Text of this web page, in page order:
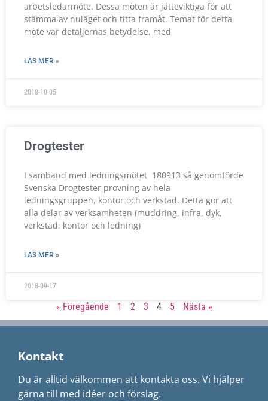
arbetsledarmöte. Dessa möten är jätteviktiga för att
stämma av nuläget och titta framåt. Temat för detta
möte var detaljernas betydelse, med
LÄS MER »
2018-10-05
Drogtester
I samband med ledningsmötet 180913 så genomförde
Svenska Drogtester provning av hela
ledningsgruppen, kontor och verkstad. Detta gör att
alla delar av verksamheten (muddring, infra, dyk,
verkstad, kontor och ledning)
LÄS MER »
2018-09-17
« Föregående 1 2 3 4 5 Nästa »
Kontakt
Du är alltid välkommen att kontakta oss. Vi hjälper
gärna till med idéer och förslag.